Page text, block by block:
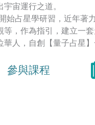
宇宙運行之道。
始占星學研習，近年著
等，作為指引，建立一套
華人，自創【量子占星】
參與課程